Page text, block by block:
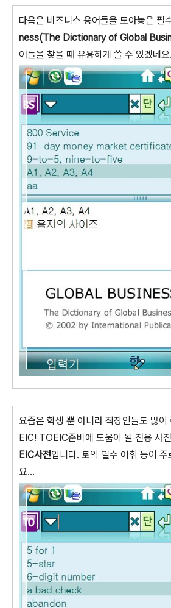
다음은 비즈니스 용어들을 모아놓은 필
ness(The Dictionary of Global
어들을 찾을 때 유용하게 쓸 수 있겠네
요즘은 학생 뿐 아니라 직장인들도 많
EIC! TOEIC준비에 도움이 될 전용 사
EIC사전입니다. 토익 필수 어휘 등이 주
요...